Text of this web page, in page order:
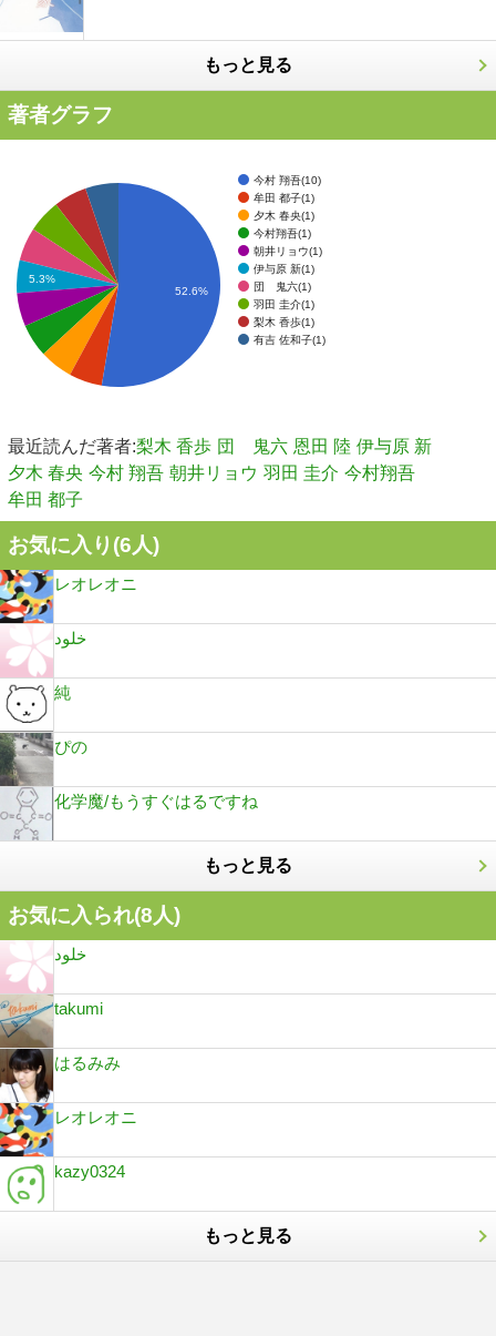
もっと見る
著者グラフ
今村 翔吾(10)
牟田 都子(1)
夕木 春央(1)
今村翔吾(1)
朝井リョウ(1)
伊与原 新(1)
団 鬼六(1)
羽田 圭介(1)
梨木 香歩(1)
有吉 佐和子(1)
5.3%
52.6%
最近読んだ著者:梨木 香歩 団 鬼六 恩田 陸 伊与原 新
夕木 春央 今村 翔吾 朝井リョウ 羽田 圭介 今村翔吾
牟田 都子
お気に入り(6人)
レオレオニ
خلود
純
ぴの
化学魔/もうすぐはるですね
もっと見る
お気に入られ(8人)
خلود
takumi
はるみみ
レオレオニ
kazy0324
もっと見る